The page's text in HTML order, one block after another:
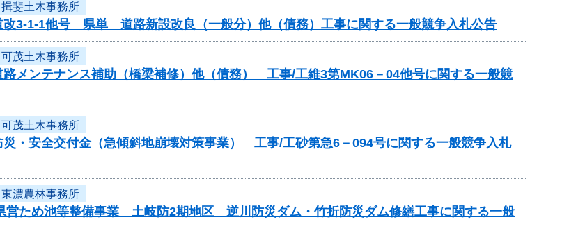
揖斐土木事務所
改3-1-1他号 県単 道路新設改良（一般分）他（債務）工事に関する一般競争入札公告
可茂土木事務所
メンテナンス補助（橋梁補修）他（債務） 工事/工維3第MK06－04他号に関する一般競
可茂土木事務所
・安全交付金（急傾斜地崩壊対策事業） 工事/工砂第急6－094号に関する一般競争入札
東濃農林事務所
営ため池等整備事業 土岐防2期地区 逆川防災ダム・竹折防災ダム修繕工事に関する一般